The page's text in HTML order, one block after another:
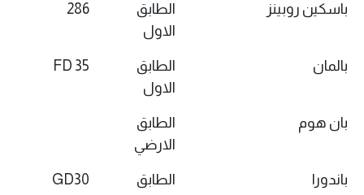
باسكين روبينز
الطابق
الاول
286
بالمان
الطابق
الاول
FD 35
بان هوم
الطابق
الارضي
باندورا
الطابق
GD30